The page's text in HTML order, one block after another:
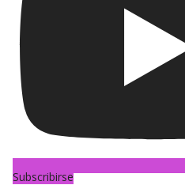
Subscribirse